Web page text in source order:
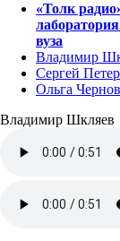
«Толк
вуза
Владимир
Сергей
Ольга
Владимир Шкляев